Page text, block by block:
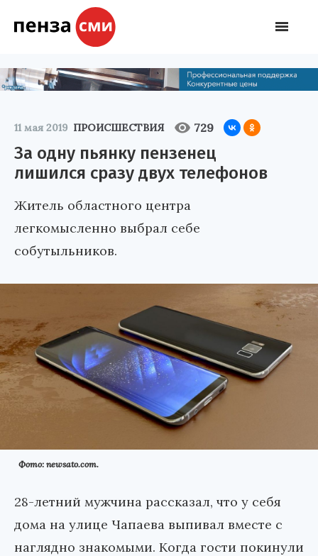
11 мая 2019 ПРОИСШЕСТВИЯ 729
За одну пьянку пензенец
лишился сразу двух телефонов
Житель областного центра
легкомысленно выбрал себе
собутыльников.
Фото: newsato.com.
28-летний мужчина рассказал, что у себя
дома на улице Чапаева выпивал вместе с
наглядно знакомыми. Когда гости покинули